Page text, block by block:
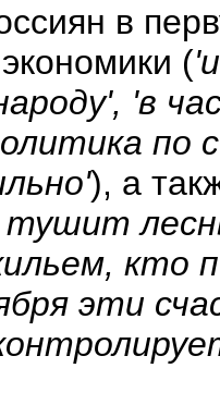
в
(
'в
по
), а
тушит
кто
эти